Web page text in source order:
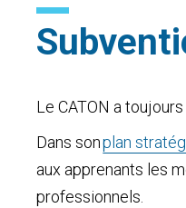
Le CATON a
Dans sonplan
aux apprenants les
professionnels.